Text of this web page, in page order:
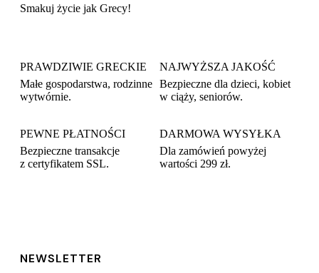
Smakuj życie jak Grecy!
PRAWDZIWIE GRECKIE
Małe gospodarstwa, rodzinne
wytwórnie.
NAJWYŻSZA JAKOŚĆ
Bezpieczne dla dzieci, kobiet
w ciąży, seniorów.
PEWNE PŁATNOŚCI
Bezpieczne transakcje
z certyfikatem SSL.
DARMOWA WYSYŁKA
Dla zamówień powyżej
wartości 299 zł.
NEWSLETTER